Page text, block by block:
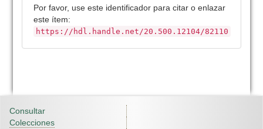
Por favor, use este identificador para citar o enlazar
este ítem:
https://hdl.handle.net/20.500.12104/82110
Consultar
Colecciones